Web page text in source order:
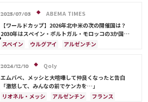
アントワーヌ・グリーズマン
ハリー・ケイン
日本
フィル・フォーデン
ジャック・グリーリッシュ
カイル・ウォーカー
テオ・エルナンデス
2025/07/03
ABEMA TIMES
【ワールドカップ】2026年北中米の次の開催国は？
2030年はスペイン・ポルトガル・モロッコの3か国共
催！ ウルグアイ・アルゼンチン・パラグアイでも限定
スペイン ウルグアイ
アルゼンチン
サウジアラビア
メキシコ
イングランド
日本 カナダ 韓国
セルビア
スイス
オーストラリア カタール
2024/12/10
Qoly
エムバペ、メッシと大喧嘩して仲良くなったと告白
「激怒して、みんなの前でケンカを…」
リオネル・メッシ
アルゼンチン フランス